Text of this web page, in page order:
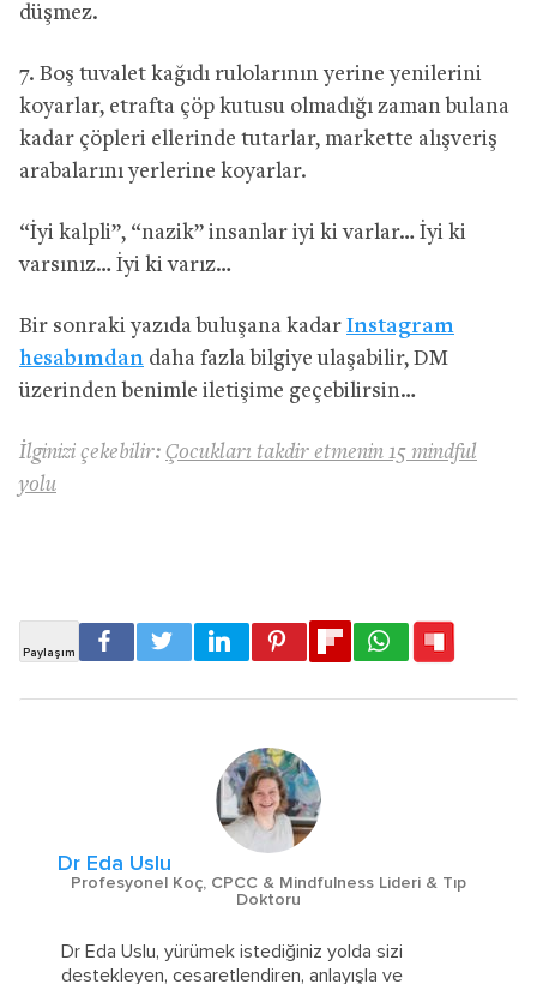
düşmez.
7. Boş tuvalet kağıdı rulolarının yerine yenilerini
koyarlar, etrafta çöp kutusu olmadığı zaman bulana
kadar çöpleri ellerinde tutarlar, markette alışveriş
arabalarını yerlerine koyarlar.
“İyi kalpli”, “nazik” insanlar iyi ki varlar… İyi ki
varsınız… İyi ki varız…
Bir sonraki yazıda buluşana kadar Instagram
hesabımdan daha fazla bilgiye ulaşabilir, DM
üzerinden benimle iletişime geçebilirsin…
İlginizi çekebilir: Çocukları takdir etmenin 15 mindful
yolu
Dr Eda Uslu
Profesyonel Koç, CPCC & Mindfulness Lideri & Tıp
Doktoru
Dr Eda Uslu, yürümek istediğiniz yolda sizi
destekleyen, cesaretlendiren, anlayışla ve